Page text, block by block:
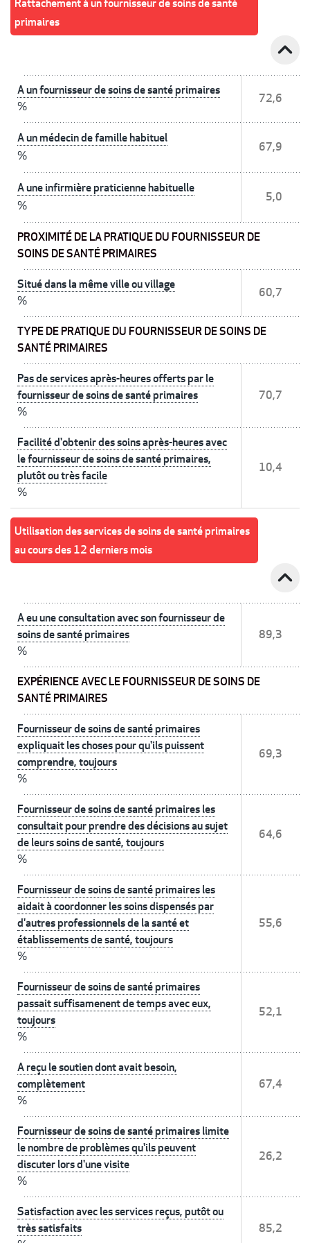
Rattachement à un fournisseur de soins de santé
primaires
expand_less
A un fournisseur de soins de santé primaires
%
72,6
A un médecin de famille habituel
%
67,9
A une infirmière praticienne habituelle
%
5,0
PROXIMITÉ DE LA PRATIQUE DU FOURNISSEUR DE
SOINS DE SANTÉ PRIMAIRES
Situé dans la même ville ou village
%
60,7
TYPE DE PRATIQUE DU FOURNISSEUR DE SOINS DE
SANTÉ PRIMAIRES
Pas de services après-heures offerts par le
fournisseur de soins de santé primaires
%
70,7
Facilité d'obtenir des soins après-heures avec
le fournisseur de soins de santé primaires,
plutôt ou très facile
%
10,4
Utilisation des services de soins de santé primaires
au cours des 12 derniers mois
expand_less
A eu une consultation avec son fournisseur de
soins de santé primaires
%
89,3
EXPÉRIENCE AVEC LE FOURNISSEUR DE SOINS DE
SANTÉ PRIMAIRES
Fournisseur de soins de santé primaires
expliquait les choses pour qu'ils puissent
comprendre, toujours
%
69,3
Fournisseur de soins de santé primaires les
consultait pour prendre des décisions au sujet
de leurs soins de santé, toujours
%
64,6
Fournisseur de soins de santé primaires les
aidait à coordonner les soins dispensés par
d'autres professionnels de la santé et
établissements de santé, toujours
%
55,6
Fournisseur de soins de santé primaires
passait suffisamenent de temps avec eux,
toujours
%
52,1
A reçu le soutien dont avait besoin,
complètement
%
67,4
Fournisseur de soins de santé primaires limite
le nombre de problèmes qu'ils peuvent
discuter lors d'une visite
%
26,2
Satisfaction avec les services reçus, putôt ou
très satisfaits
85,2